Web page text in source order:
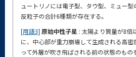
ュートリノには電子型、タウ型、ミュー
反粒子の合計6種類が存在する。
[用語3] 原始中性子星 : 太陽より質量が8倍
に、中心部が重力崩壊して生成される高
って外層が吹き飛ばされる前の状態のもの